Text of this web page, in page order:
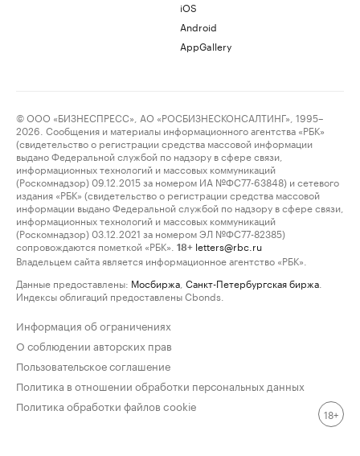
iOS
Android
AppGallery
© ООО «БИЗНЕСПРЕСС», АО «РОСБИЗНЕСКОНСАЛТИНГ», 1995–
2026. Сообщения и материалы информационного агентства «РБК»
(свидетельство о регистрации средства массовой информации
выдано Федеральной службой по надзору в сфере связи,
информационных технологий и массовых коммуникаций
(Роскомнадзор) 09.12.2015 за номером ИА №ФС77-63848) и сетевого
издания «РБК» (свидетельство о регистрации средства массовой
информации выдано Федеральной службой по надзору в сфере связи,
информационных технологий и массовых коммуникаций
(Роскомнадзор) 03.12.2021 за номером ЭЛ №ФС77-82385)
сопровождаются пометкой «РБК».
18+ letters@rbc.ru
Владельцем сайта является информационное агентство «РБК».
Данные предоставлены: Мосбиржа Санкт-Петербургская биржа
Индексы облигаций предоставлены Cbonds.
Информация об ограничениях
О соблюдении авторских прав
Пользовательское соглашение
Политика в отношении обработки персональных данных
Политика обработки файлов cookie
18+